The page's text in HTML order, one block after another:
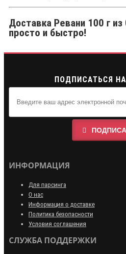
Доставка Ревани 100 г из
просто и быстро!
ПОДПИСАТЬСЯ
ИНФОРМАЦИЯ
Для парсинга
О нас
Информация о доставке
Политика безопасности
Условия соглашения
СЛУЖБА ПОДДЕРЖКИ